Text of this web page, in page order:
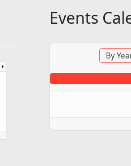
Events
By